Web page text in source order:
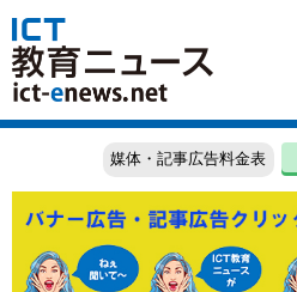
媒体・記事広告料金表